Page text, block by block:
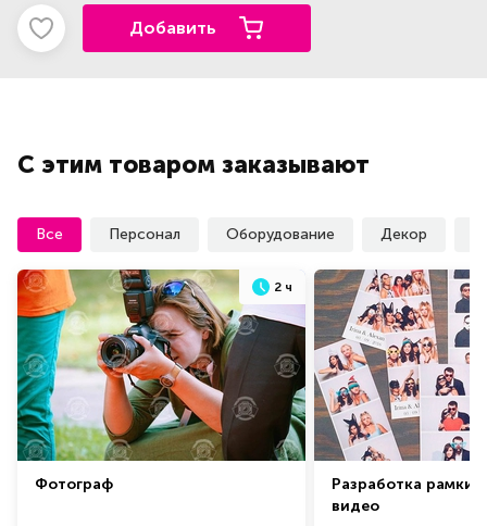
Добавить
С этим товаром заказывают
Все Персонал Оборудование Декор
2 ч
Фотограф
Разработка рамки
видео